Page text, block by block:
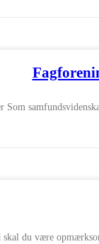
Som
du være